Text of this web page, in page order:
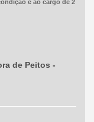
e ao cargo de 2
de Peitos -